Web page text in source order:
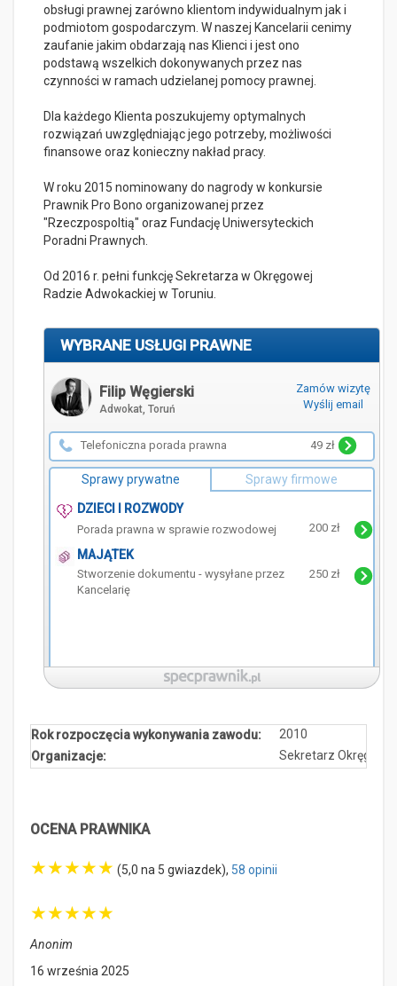
obsługi prawnej zarówno klientom indywidualnym jak i
podmiotom gospodarczym. W naszej Kancelarii cenimy
zaufanie jakim obdarzają nas Klienci i jest ono
podstawą wszelkich dokonywanych przez nas
czynności w ramach udzielanej pomocy prawnej.
Dla każdego Klienta poszukujemy optymalnych
rozwiązań uwzględniając jego potrzeby, możliwości
finansowe oraz konieczny nakład pracy.
W roku 2015 nominowany do nagrody w konkursie
Prawnik Pro Bono organizowanej przez
"Rzeczpospoltią" oraz Fundację Uniwersyteckich
Poradni Prawnych.
Od 2016 r. pełni funkcję Sekretarza w Okręgowej
Radzie Adwokackiej w Toruniu.
WYBRANE USŁUGI PRAWNE
Filip Węgierski
Adwokat, Toruń
Zamów wizytę
Wyślij email
Telefoniczna porada prawna 49 zł
Sprawy prywatne Sprawy firmowe
DZIECI I ROZWODY
Porada prawna w sprawie rozwodowej 200 zł
MAJĄTEK
Stworzenie dokumentu - wysyłane przez
Kancelarię
250 zł
Rok rozpoczęcia wykonywania zawodu:
2010
Organizacje:
Sekretarz
OCENA PRAWNIKA
★★★★★ (5,0 na 5 gwiazdek), 58 opinii
★★★★★
Anonim
16 września 2025